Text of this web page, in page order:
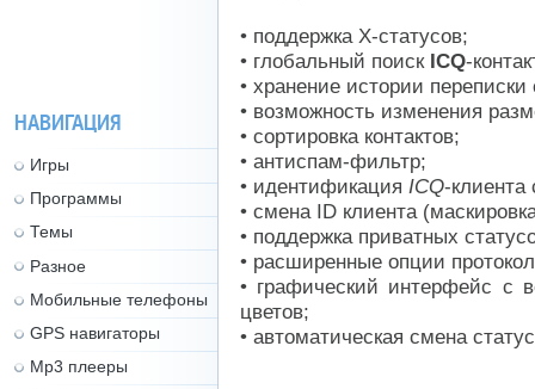
• поддержка X-статусов;
• глобальный поиск ICQ-
• хранение истории
• возможность изменения
• сортировка контактов;
• антиспам-фильтр;
• идентификация ICQ-клиента
• смена ID клиента
• поддержка приватных
• расширенные опции
• графический интерфейс с
цветов;
• автоматическая смена
НАВИГАЦИЯ
Игры
Программы
Темы
Разное
Мобильные телефоны
GPS навигаторы
Mp3 плееры